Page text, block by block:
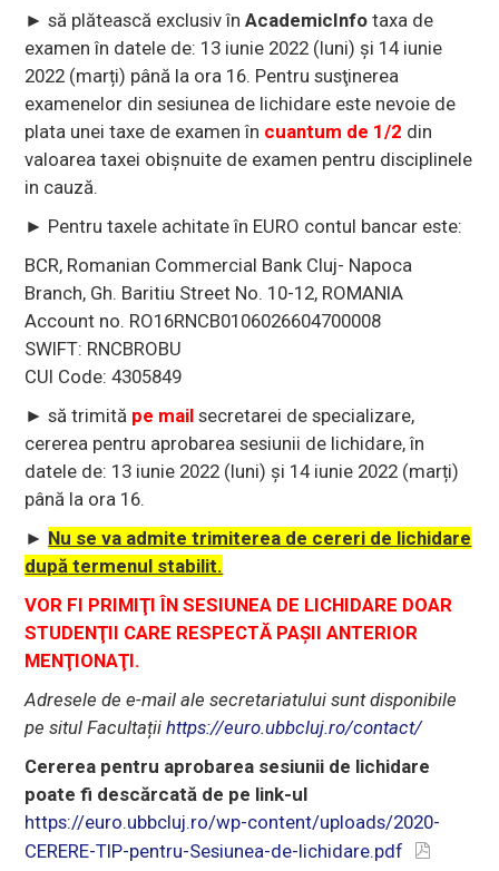
► să plătească exclusiv înAcademicInfo taxa de
examen în datele de: 13 iunie 2022 (luni) și 14 iunie
2022 (marți) până la ora 16. Pentru susţinerea
examenelor din sesiunea de lichidare este nevoie de
plata unei taxe de examen în cuantum de 1/2 din
valoarea taxei obişnuite de examen pentru disciplinele
in cauză.
► Pentru taxele achitate în EURO contul bancar este:
BCR, Romanian Commercial Bank Cluj- Napoca
Branch, Gh. Baritiu Street No. 10-12, ROMANIA
Account no. RO16RNCB0106026604700008
SWIFT: RNCBROBU
CUI Code: 4305849
► să trimită pe mail secretarei de specializare,
cererea pentru aprobarea sesiunii de lichidare, în
datele de: 13 iunie 2022 (luni) și 14 iunie 2022 (marți)
până la ora 16.
► Nu se va admite trimiterea de cereri de lichidare
după termenul stabilit.
VOR FI PRIMIŢI ÎN SESIUNEA DE LICHIDARE DOAR
STUDENŢII CARE RESPECTĂ PAŞII ANTERIOR
MENŢIONAŢI.
Adresele de e-mail ale secretariatului sunt disponibile
pe situl Facultațiihttps://euro.ubbcluj.ro/contact/
Cererea pentru aprobarea sesiunii de lichidare
poate fi descărcată de pe link-ul
https://euro.ubbcluj.ro/wp-content/uploads/2020-
CERERE-TIP-pentru-Sesiunea-de-lichidare.pdf